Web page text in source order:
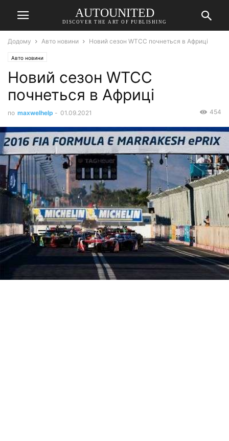
AUTOUNITED
DISCOVER THE ART OF PUBLISHING
Додому Авто новини Новий сезон WTCC почнеться в Африці
Авто новини
Новий сезон WTCC
почнеться в Африці
по maxwelhelp - 01.09.2021 454